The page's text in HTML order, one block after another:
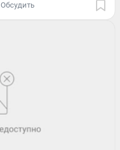
Обсудить